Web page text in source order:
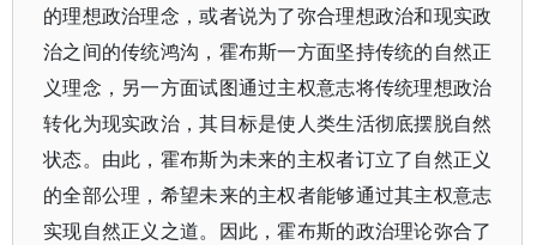
的理想政治理念，或者说为了弥合理想政治和现实政
治之间的传统鸿沟，霍布斯一方面坚持传统的自然正
义理念，另一方面试图通过主权意志将传统理想政治
转化为现实政治，其目标是使人类生活彻底摆脱自然
状态。由此，霍布斯为未来的主权者订立了自然正义
的全部公理，希望未来的主权者能够通过其主权意志
实现自然正义之道。因此，霍布斯的政治理论弥合了